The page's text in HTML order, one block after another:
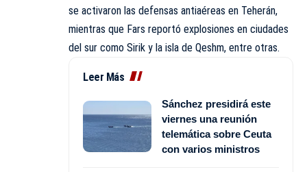
se activaron las defensas antiaéreas en Teherán,
mientras que Fars reportó explosiones en ciudades
del sur como Sirik y la isla de Qeshm, entre otras.
Leer Más
Sánchez presidirá este
viernes una reunión
telemática sobre Ceuta
con varios ministros